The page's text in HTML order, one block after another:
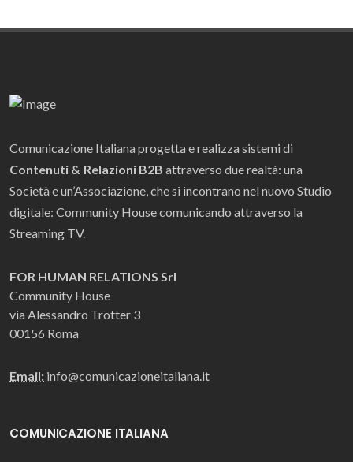
Comunicazione Italiana progetta e realizza sistemi di
Contenuti & Relazioni B2B attraverso due realtà: una
Società e un’Associazione, che si incontrano nel nuovo Studio
digitale: Community House comunicando attraverso la
Streaming TV.
FOR HUMAN RELATIONS Srl
Community House
via Alessandro Trotter 3
00156 Roma
Email: info@comunicazioneitaliana.it
COMUNICAZIONE ITALIANA